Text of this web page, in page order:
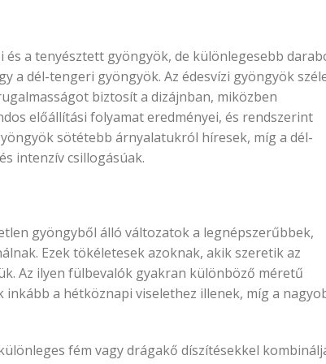
a tenyésztett gyöngyök, de különlegesebb
a dél-tengeri gyöngyök. Az édesvízi gyöngyök
biztosít a dizájnban, miközben
előállítási folyamat eredményei, és rendszerint
sötétebb árnyalatukról híresek, míg a dél-
intenzív csillogásúak.
gyöngyből álló változatok a legnépszerűbbek,
Ezek tökéletesek azoknak, akik szeretik az
Az ilyen fülbevalók gyakran különböző méretű
a hétköznapi viselethez illenek, míg a
fém vagy drágakő díszítésekkel